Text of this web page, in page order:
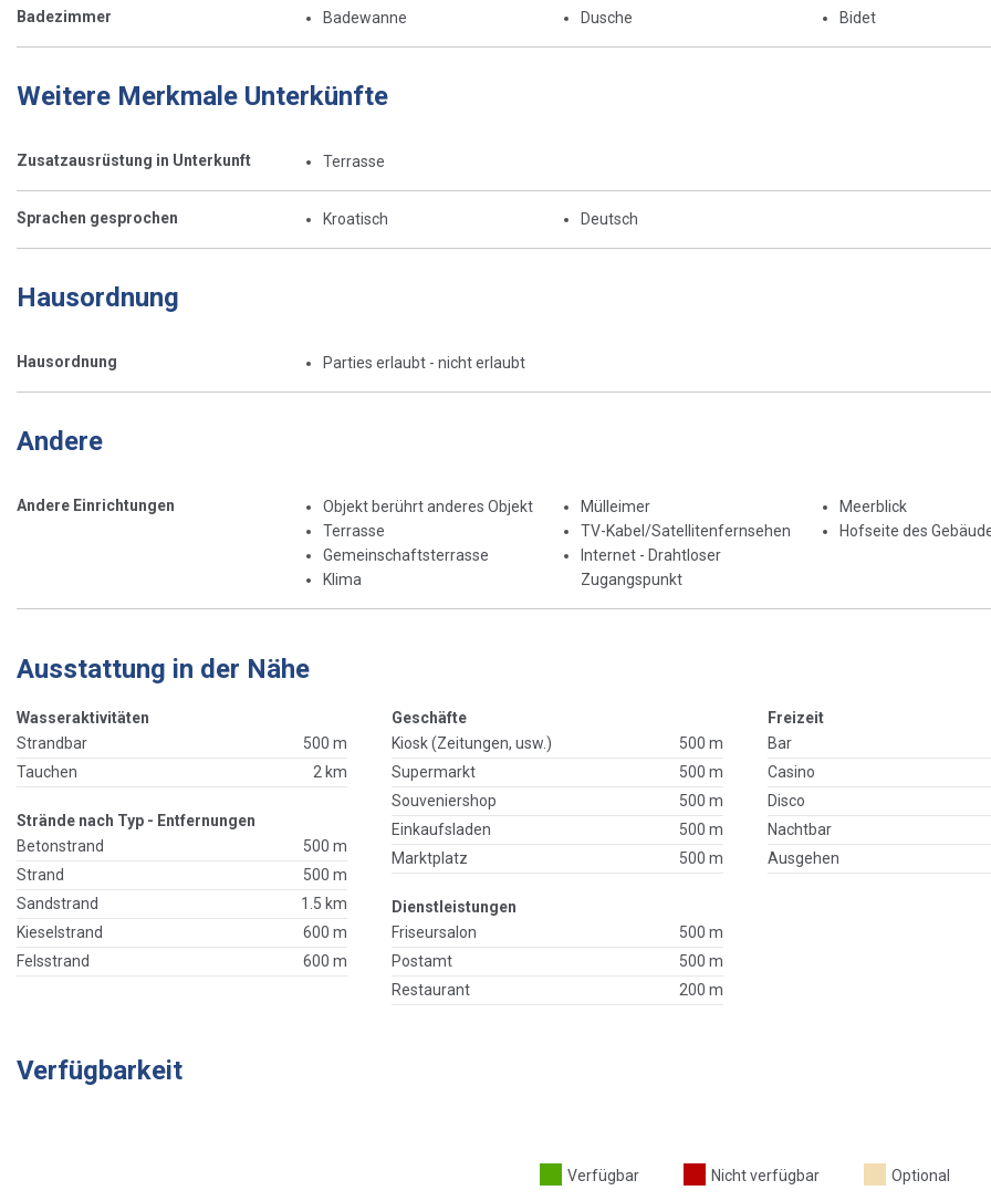
Badezimmer Badewanne Dusche Bidet
Weitere Merkmale Unterkünfte
Zusatzausrüstung in Unterkunft Terrasse
Sprachen gesprochen Kroatisch Deutsch
Hausordnung
Hausordnung Parties erlaubt - nicht erlaubt
Andere
Andere Einrichtungen
Objekt berührt anderes Objekt
Terrasse
Gemeinschaftsterrasse
Klima
Mülleimer
TV-Kabel/Satellitenfernsehen
Internet - Drahtloser
Zugangspunkt
Meerblick
Hofseite des
Ausstattung in der Nähe
Wasseraktivitäten
Strandbar
500 m
Tauchen
2 km
Strände nach Typ - Entfernungen
Betonstrand
500 m
Strand
500 m
Sandstrand
1.5 km
Kieselstrand
600 m
Felsstrand
600 m
Geschäfte
Kiosk (Zeitungen, usw.)
500 m
Supermarkt
500 m
Souveniershop
500 m
Einkaufsladen
500 m
Marktplatz
500 m
Dienstleistungen
Friseursalon
500 m
Postamt
500 m
Restaurant
200 m
Freizeit
Bar
Casino
Disco
Nachtbar
Ausgehen
Verfügbarkeit
Verfügbar Nicht verfügbar Optional